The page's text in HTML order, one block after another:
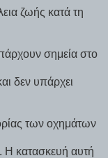
ζωής κατά τη
σημεία στο
δεν υπάρχει
των οχημάτων
Η κατασκευή αυτή